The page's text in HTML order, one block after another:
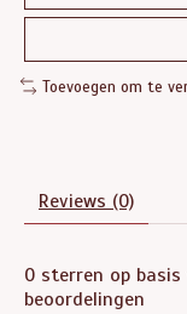
Toevoegen om te
Reviews (0)
0 sterren op basis
beoordelingen